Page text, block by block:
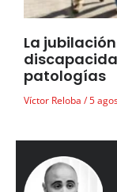
La
patologías
Víctor Reloba 5